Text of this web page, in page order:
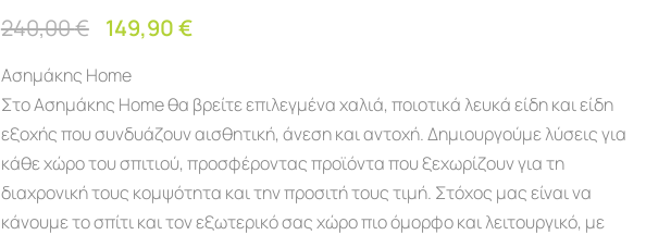
240,00€ 149,90€
Ασημάκης Home
Στο Ασημάκης Home θα βρείτε επιλεγμένα χαλιά, ποιοτικά λευκά είδη και είδη
εξοχής που συνδυάζουν αισθητική, άνεση και αντοχή. Δημιουργούμε λύσεις για
κάθε χώρο του σπιτιού, προσφέροντας προϊόντα που ξεχωρίζουν για τη
διαχρονική τους κομψότητα και την προσιτή τους τιμή. Στόχος μας είναι να
κάνουμε το σπίτι και τον εξωτερικό σας χώρο πιο όμορφο και λειτουργικό, με